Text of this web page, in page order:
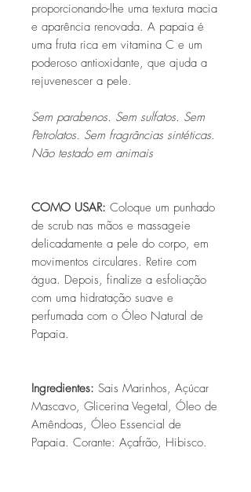
proporcionando-lhe uma textura macia
e aparência renovada. A papaia é
uma fruta rica em vitamina C e um
poderoso antioxidante, que ajuda a
rejuvenescer a pele.
Sem parabenos. Sem sulfatos. Sem
Petrolatos. Sem fragrâncias sintéticas.
Não testado em animais
COMO USAR: Coloque um punhado
de scrub nas mãos e massageie
delicadamente a pele do corpo, em
movimentos circulares. Retire com
água. Depois, finalize a esfoliação
com uma hidratação suave e
perfumada com o Óleo Natural de
Papaia.
Ingredientes: Sais Marinhos, Açúcar
Mascavo, Glicerina Vegetal, Óleo de
Amêndoas, Óleo Essencial de
Papaia. Corante: Açafrão, Hibisco.